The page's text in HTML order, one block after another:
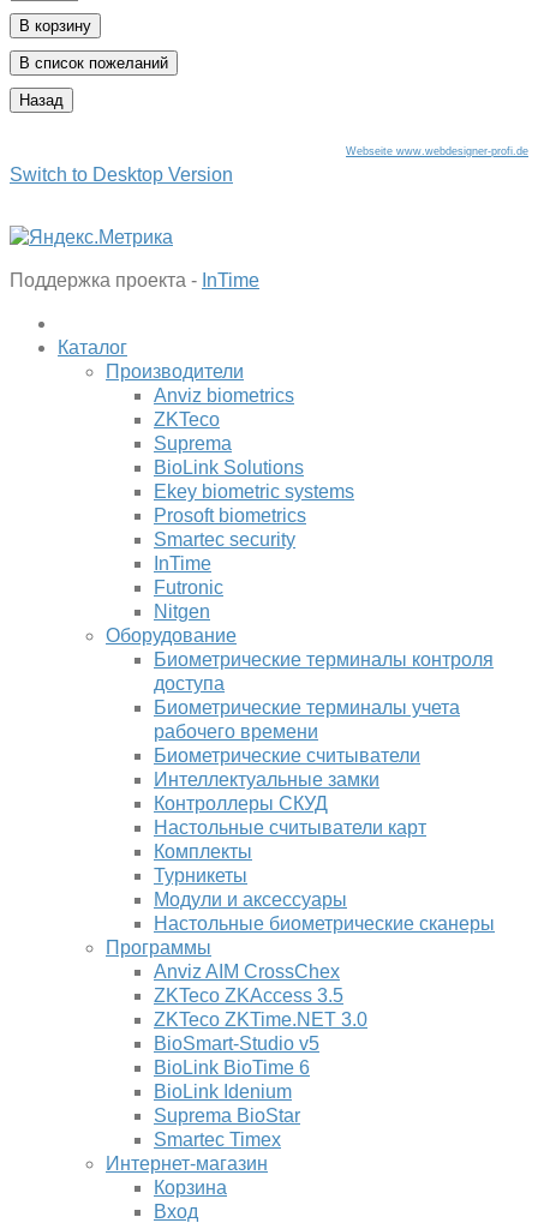
Webseite www.webdesigner-profi.de
Switch to Desktop Version
Поддержка проекта - InTime
Каталог
Производители
Anviz biometrics
ZKTeco
Suprema
BioLink Solutions
Ekey biometric systems
Prosoft biometrics
Smartec security
InTime
Futronic
Nitgen
Оборудование
Биометрические терминалы контроля
доступа
Биометрические терминалы учета
рабочего времени
Биометрические считыватели
Интеллектуальные замки
Контроллеры СКУД
Настольные считыватели карт
Комплекты
Турникеты
Модули и аксессуары
Настольные биометрические сканеры
Программы
Anviz AIM CrossChex
ZKTeco ZKAccess 3.5
ZKTeco ZKTime.NET 3.0
BioSmart-Studio v5
BioLink BioTime 6
BioLink Idenium
Suprema BioStar
Smartec Timex
Интернет-магазин
Корзина
Вход